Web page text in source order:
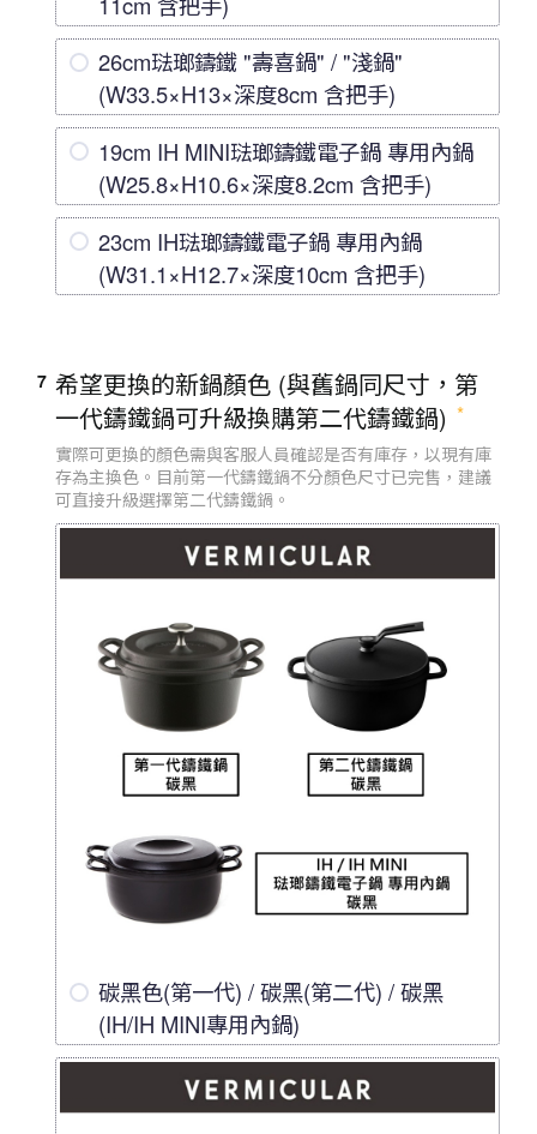
26cm琺瑯鑄鐵 "壽喜鍋" / "淺鍋"
(W33.5×H13×深度8cm 含把手)
19cm IH MINI琺瑯鑄鐵電子鍋 專用內鍋
(W25.8×H10.6×深度8.2cm 含把手)
23cm IH琺瑯鑄鐵電子鍋 專用內鍋
(W31.1×H12.7×深度10cm 含把手)
7 希望更換的新鍋顏色 (與舊鍋同尺寸，第
一代鑄鐵鍋可升級換購第二代鑄鐵鍋)
實際可更換的顏色需與客服人員確認是否有庫存，以現有庫
存為主換色。目前第一代鑄鐵鍋不分顏色尺寸已完售，建議
可直接升級選擇第二代鑄鐵鍋。
碳黑色(第一代) / 碳黑(第二代) / 碳黑
(IH/IH MINI專用內鍋)